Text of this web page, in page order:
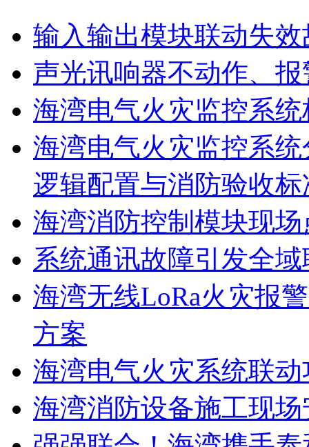
输入输出模块联动失效
声光讯响器不动作、
海湾电气火灾监控系
海湾电气火灾监控系
逻辑配置与消防验收标
海湾消防控制模块现
系统通讯故障引发全
海湾无线LoRa火灾报
方案
海湾电气火灾系统联
海湾消防设备施工现